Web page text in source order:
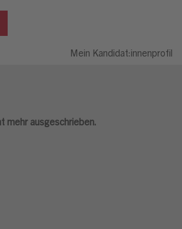
Mein Kandidat:innenprofil
mehr ausgeschrieben.